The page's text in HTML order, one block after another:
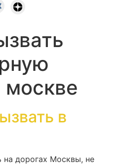
в
дорогах Москвы, не